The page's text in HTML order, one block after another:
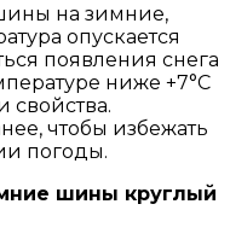
на зимние,
опускается
появления снега
ниже +7°C
свойства.
чтобы избежать
погоды.
шины круглый